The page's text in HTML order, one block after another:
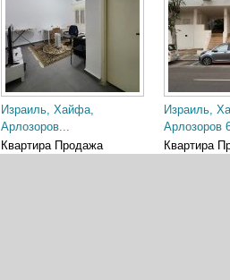
Израиль, Хайфа,
Арлозоров...
Квартира Продажа
Израиль,
Арлозоров
Квартира